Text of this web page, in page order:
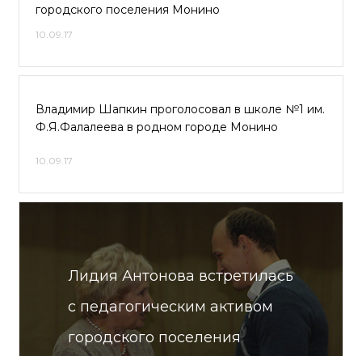
городского поселения Монино
10.09.17
Владимир Шапкин проголосовал в школе №1 им.
Ф.Я.Фалалеева в родном городе Монино
10.09.17
Лидия Антонова встретилась
с педагогическим активом
городского поселения